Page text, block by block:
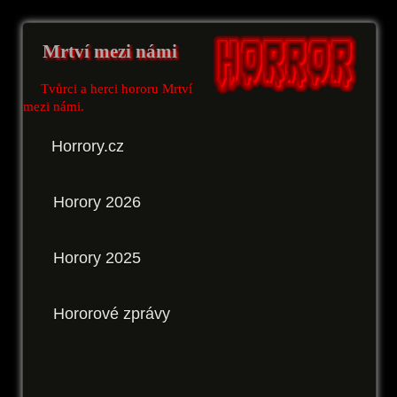
Mrtví mezi námi
Tvůrci a herci hororu Mrtví
mezi námi.
Horrory.cz
Horory 2026
Horory 2025
Hororové zprávy